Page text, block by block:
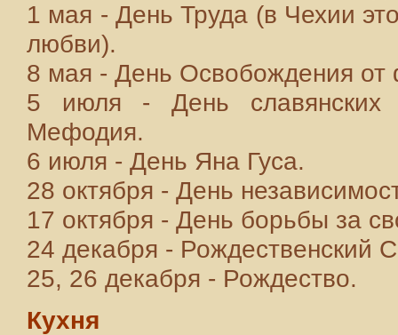
1 мая - День Труда (в Чехии
любви).
8 мая - День Освобождения
5 июля - День славянских
Мефодия.
6 июля - День Яна Гуса.
28 октября - День
17 октября - День борьбы за
24 декабря - Рождественский
25, 26 декабря - Рождество.
Кухня